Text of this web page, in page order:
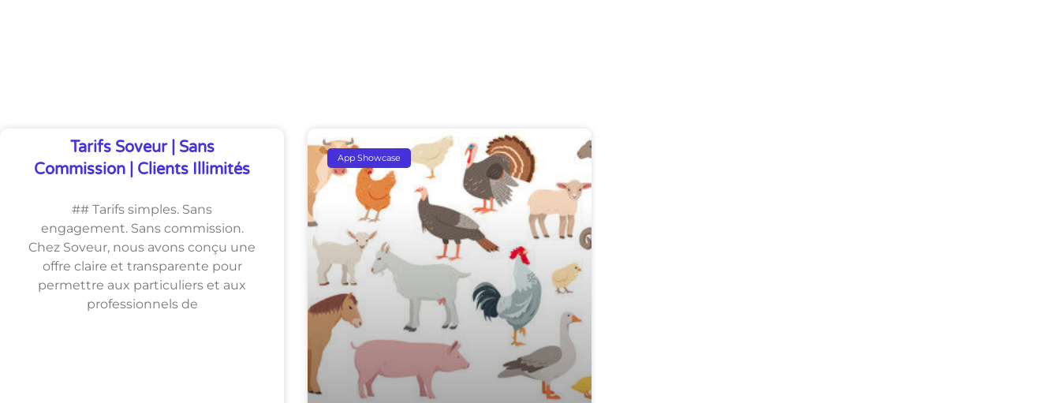
Tarifs Soveur | Sans
Commission | Clients Illimités
## Tarifs simples. Sans
engagement. Sans commission.
Chez Soveur, nous avons conçu une
offre claire et transparente pour
permettre aux particuliers et aux
professionnels de
App Showcase